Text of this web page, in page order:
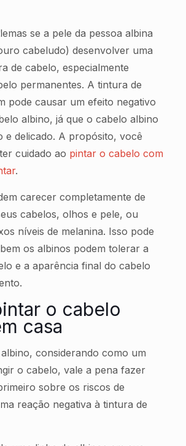
se a pele da pessoa albina
cabeludo) desenvolver uma
de cabelo, especialmente
permanentes. A tintura de
pode causar um efeito negativo
albino, já que o cabelo albino
e delicado. A propósito, você
cuidado ao pintar o cabelo com
.
carecer completamente de
cabelos, olhos e pele, ou
níveis de melanina. Isso pode
os albinos podem tolerar a
e a aparência final do cabelo
o cabelo
casa
considerando como um
o cabelo, vale a pena fazer
sobre os riscos de
reação negativa à tintura de